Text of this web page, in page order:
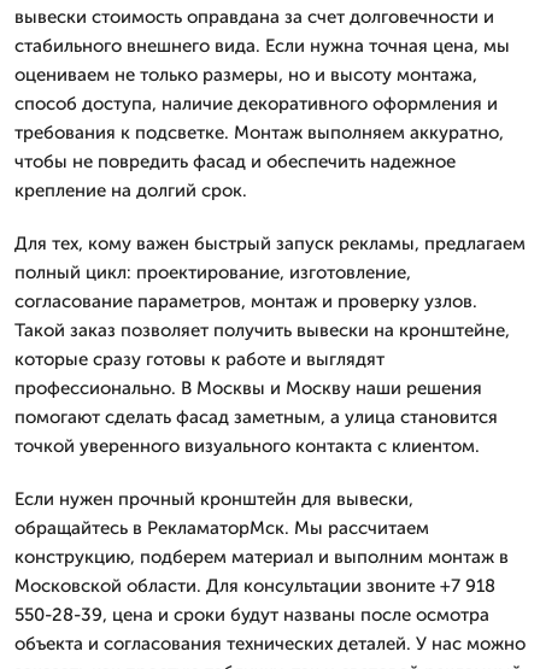
вывески стоимость оправдана за счет долговечности и
стабильного внешнего вида. Если нужна точная цена, мы
оцениваем не только размеры, но и высоту монтажа,
способ доступа, наличие декоративного оформления и
требования к подсветке. Монтаж выполняем аккуратно,
чтобы не повредить фасад и обеспечить надежное
крепление на долгий срок.
Для тех, кому важен быстрый запуск рекламы, предлагаем
полный цикл: проектирование, изготовление,
согласование параметров, монтаж и проверку узлов.
Такой заказ позволяет получить вывески на кронштейне,
которые сразу готовы к работе и выглядят
профессионально. В Москвы и Москву наши решения
помогают сделать фасад заметным, а улица становится
точкой уверенного визуального контакта с клиентом.
Если нужен прочный кронштейн для вывески,
обращайтесь в РекламаторМск. Мы рассчитаем
конструкцию, подберем материал и выполним монтаж в
Московской области. Для консультации звоните +7 918
550-28-39, цена и сроки будут названы после осмотра
объекта и согласования технических деталей. У нас можно